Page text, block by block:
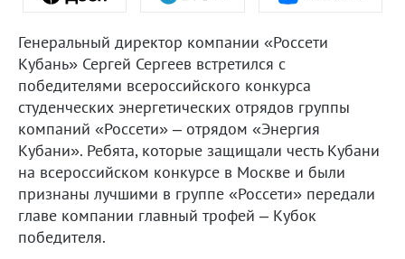
Генеральный директор компании «Россети
Кубань» Сергей Сергеев встретился с
победителями всероссийского конкурса
студенческих энергетических отрядов группы
компаний «Россети» – отрядом «Энергия
Кубани». Ребята, которые защищали честь Кубани
на всероссийском конкурсе в Москве и были
признаны лучшими в группе «Россети» передали
главе компании главный трофей – Кубок
победителя.